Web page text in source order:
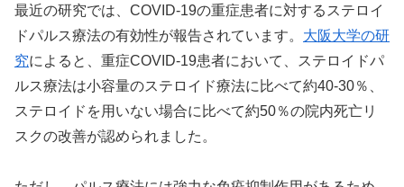
最近の研究では、COVID-19の重症患者に対するステロイ
ドパルス療法の有効性が報告されています。 大阪大学の研
究によると、重症COVID-19患者において、ステロイドパ
ルス療法は小容量のステロイド療法に比べて約40-30％、
ステロイドを用いない場合に比べて約50％の院内死亡リ
スクの改善が認められました。